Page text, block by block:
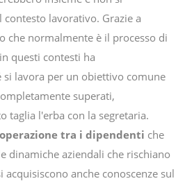
lavorativo. Grazie a
che normalmente è il processo di
questi contesti ha
si lavora per un obiettivo comune
superati,
taglia l'erba con la segretaria.
tra i dipendenti che
dinamiche aziendali che rischiano
anche conoscenze sul